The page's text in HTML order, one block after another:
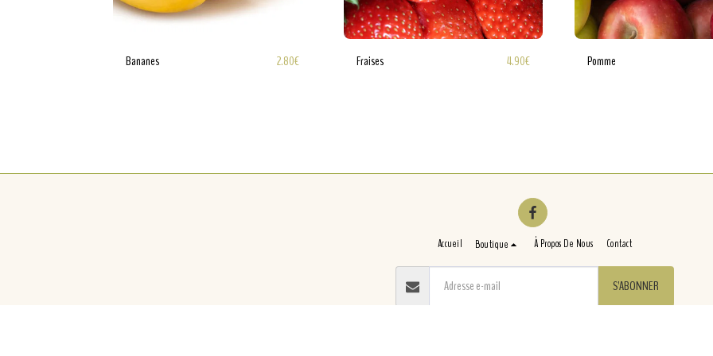
Bananes 2.80€ Fraises 4.90€ Pomme
Accueil Boutique À Propos De Nous Contact
S'ABONNER